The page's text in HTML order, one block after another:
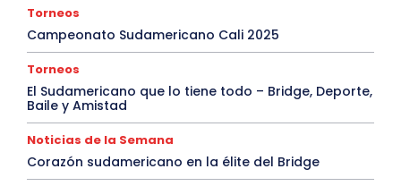
Torneos
Campeonato Sudamericano Cali 2025
Torneos
El Sudamericano que lo tiene todo – Bridge, Deporte,
Baile y Amistad
Noticias de la Semana
Corazón sudamericano en la élite del Bridge